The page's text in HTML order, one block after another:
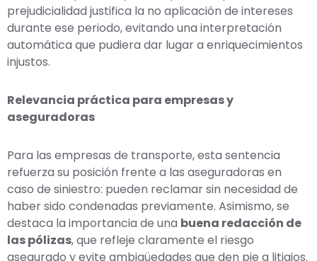
prejudicialidad justifica la no aplicación de intereses
durante ese periodo, evitando una interpretación
automática que pudiera dar lugar a enriquecimientos
injustos.
Relevancia práctica para empresas y
aseguradoras
Para las empresas de transporte, esta sentencia
refuerza su posición frente a las aseguradoras en
caso de siniestro: pueden reclamar sin necesidad de
haber sido condenadas previamente. Asimismo, se
destaca la importancia de una buena redacción de
las pólizas, que refleje claramente el riesgo
asegurado y evite ambigüedades que den pie a litigios.